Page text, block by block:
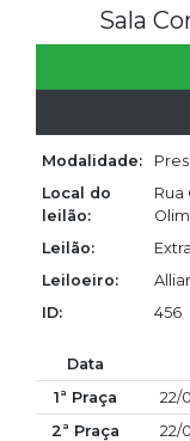
Sala
Modalidade:
Local do
leilão:
Rua
Leilão:
Leiloeiro:
ID:
456
Data
1ª Praça
22/
2ª Praça
22/